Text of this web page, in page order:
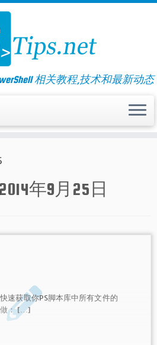
相关教程,技术和最新动态
2014年9月25日
速获取你PS脚本库中所有文件的
做： […]